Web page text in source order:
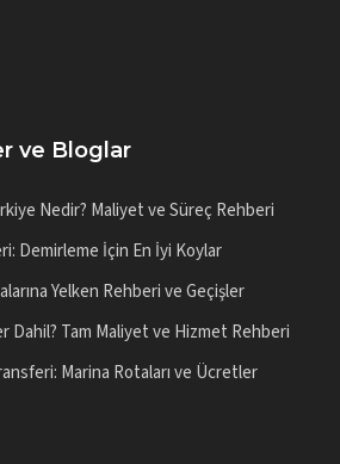
ve Bloglar
Nedir? Maliyet ve Süreç Rehberi
Demirleme İçin En İyi Koylar
Yelken Rehberi ve Geçişler
Dahil? Tam Maliyet ve Hizmet Rehberi
Marina Rotaları ve Ücretler